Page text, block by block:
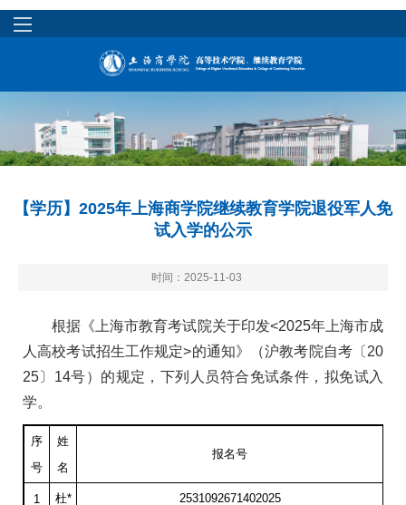
【学历】2025年上海商学院继续教育学院退役军人免
试入学的公示
时间：2025-11-03
根据《上海市教育考试院关于印发<2025年上海市成
人高校考试招生工作规定>的通知》（沪教考院自考〔20
25〕14号）的规定，下列人员符合免试条件，拟免试入
学。
序
号
姓
名
报名号
1 杜* 2531092671402025